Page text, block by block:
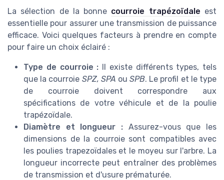
La sélection de la bonne courroie trapézoïdale est
essentielle pour assurer une transmission de puissance
efficace. Voici quelques facteurs à prendre en compte
pour faire un choix éclairé :
Type de courroie : Il existe différents types, tels
que la courroie SPZ, SPA ouSPB. Le profil et le type
de courroie doivent correspondre aux
spécifications de votre véhicule et de la poulie
trapézoïdale.
Diamètre et longueur : Assurez-vous que les
dimensions de la courroie sont compatibles avec
les poulies trapezoïdales et le moyeu sur l'arbre. La
longueur incorrecte peut entraîner des problèmes
de transmission et d'usure prématurée.